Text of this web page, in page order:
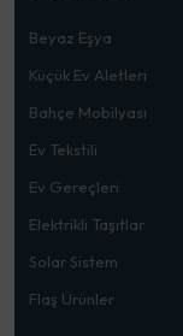
Beyaz Eşya
Küçük Ev Aletleri
Bahçe Mobilyası
Ev Tekstili
Ev Gereçleri
Elektrikli Taşıtlar
Solar Sistem
Flaş Ürünler